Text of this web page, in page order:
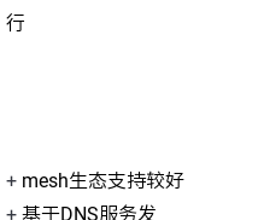
行
+ mesh生态支持较好
+ 基于DNS服务发